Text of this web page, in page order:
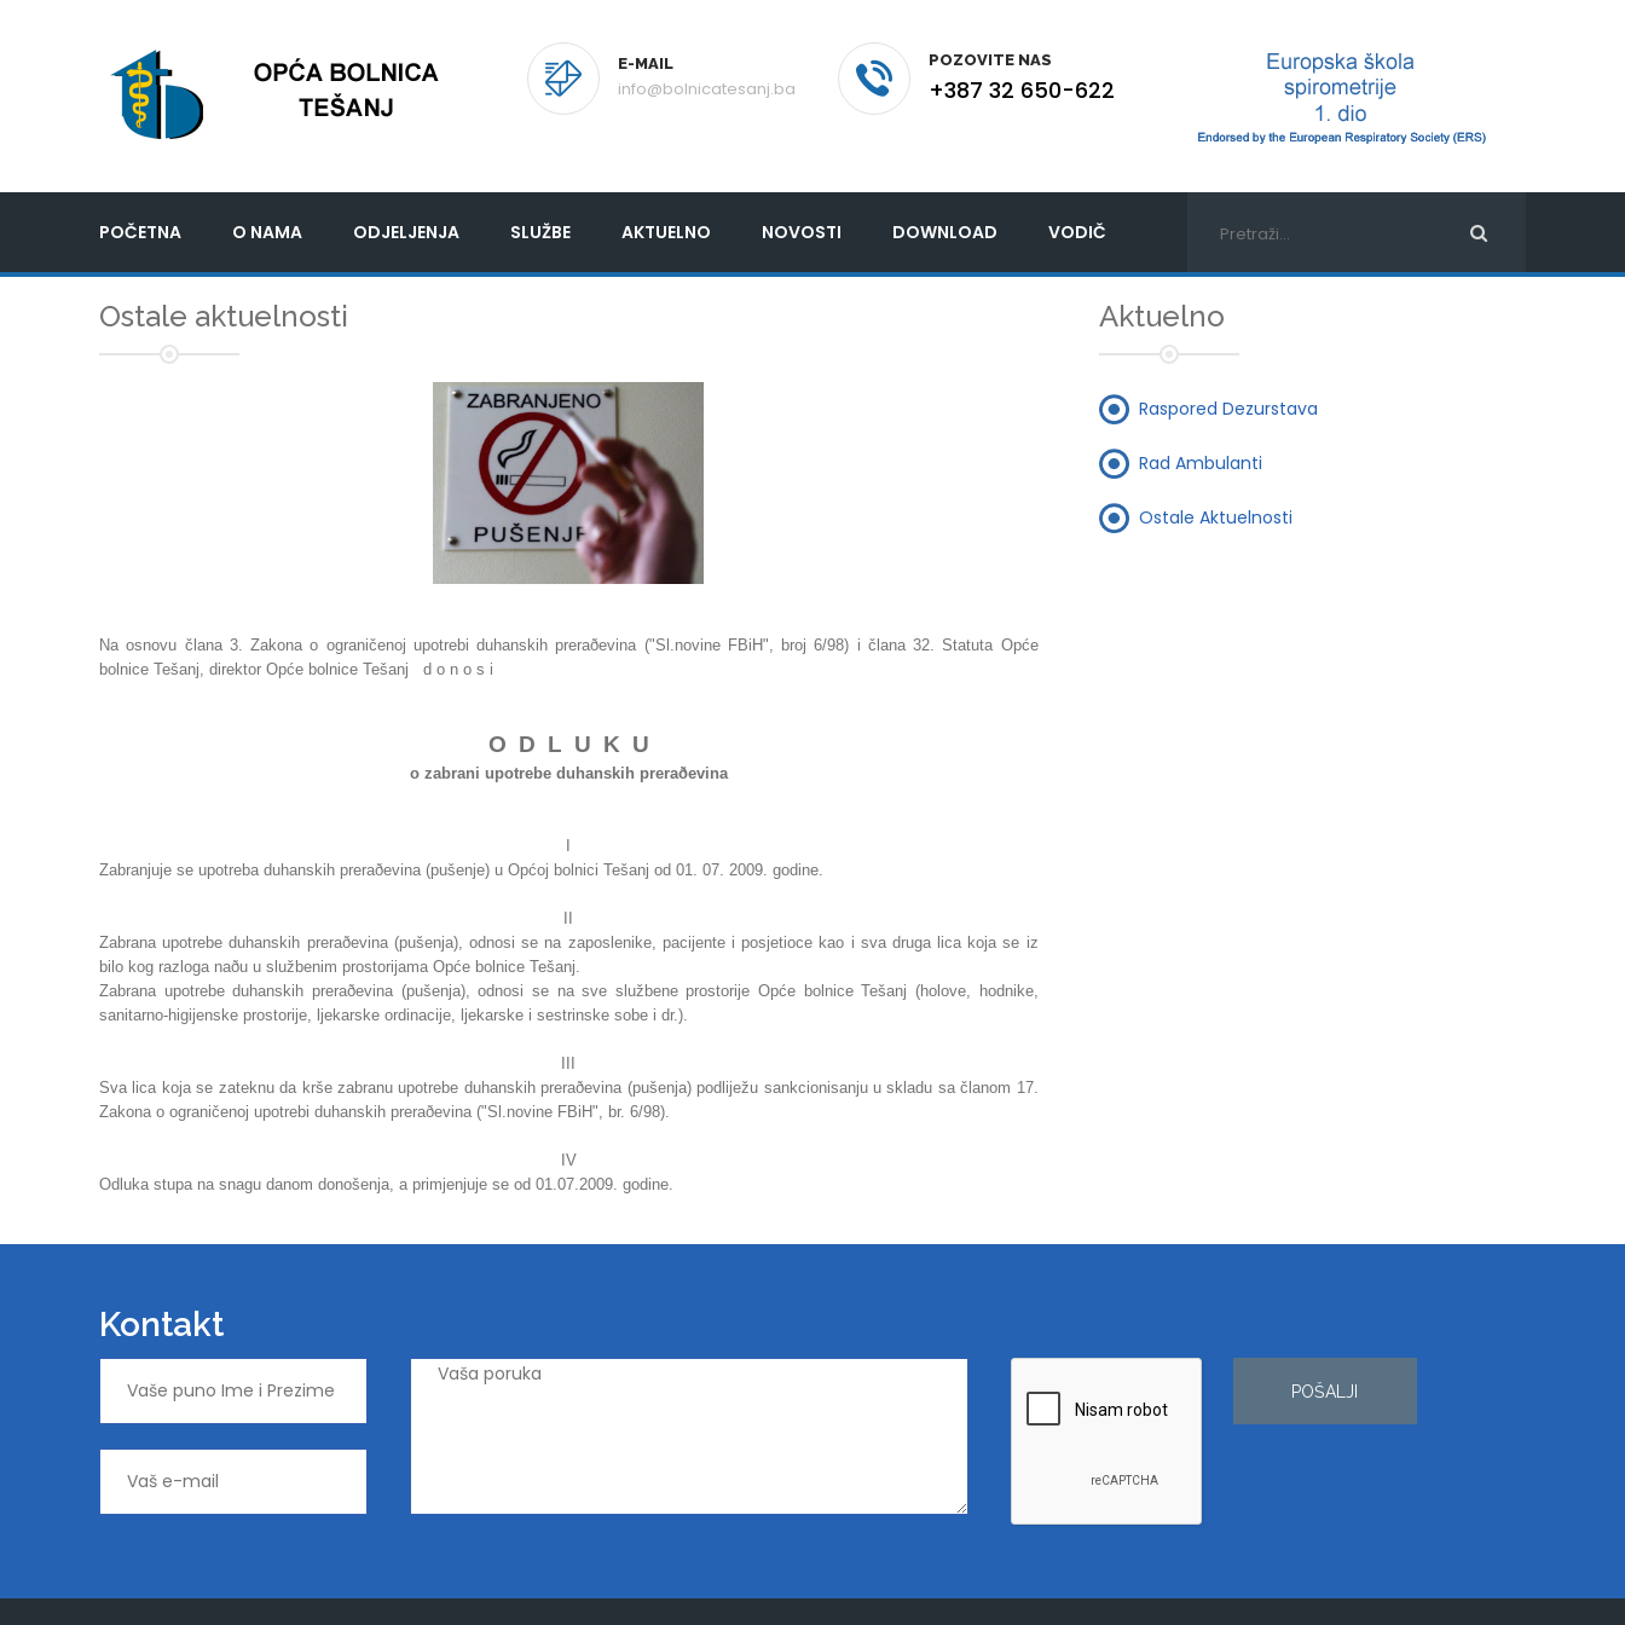
E-MAIL
info@bolnicatesanj.ba
POZOVITE NAS
+387 32 650-622
POČETNA O NAMA ODJELJENJA SLUŽBE AKTUELNO NOVOSTI DOWNLOAD VODIČ
Ostale aktuelnosti
Na osnovu člana 3. Zakona o ograničenoj upotrebi duhanskih preraðevina ("Sl.novine FBiH", broj 6/98) i člana 32. Statuta Opće
bolnice Tešanj, direktor Opće bolnice Tešanj d o n o s i
O D L U K U
o zabrani upotrebe duhanskih preraðevina
Zabranjuje se upotreba duhanskih preraðevina (pušenje) u Općoj bolnici Tešanj od 01. 07. 2009. godine.
Zabrana upotrebe duhanskih preraðevina (pušenja), odnosi se na zaposlenike, pacijente i posjetioce kao i sva druga lica koja se iz
bilo kog razloga naðu u službenim prostorijama Opće bolnice Tešanj.
Zabrana upotrebe duhanskih preraðevina (pušenja), odnosi se na sve službene prostorije Opće bolnice Tešanj (holove, hodnike,
sanitarno-higijenske prostorije, ljekarske ordinacije, ljekarske i sestrinske sobe i dr.).
Sva lica koja se zateknu da krše zabranu upotrebe duhanskih preraðevina (pušenja) podliježu sankcionisanju u skladu sa članom 17.
Zakona o ograničenoj upotrebi duhanskih preraðevina ("Sl.novine FBiH", br. 6/98).
IV
Odluka stupa na snagu danom donošenja, a primjenjuje se od 01.07.2009. godine.
Aktuelno
Raspored Dezurstava
Rad Ambulanti
Ostale Aktuelnosti
Kontakt
POŠALJI